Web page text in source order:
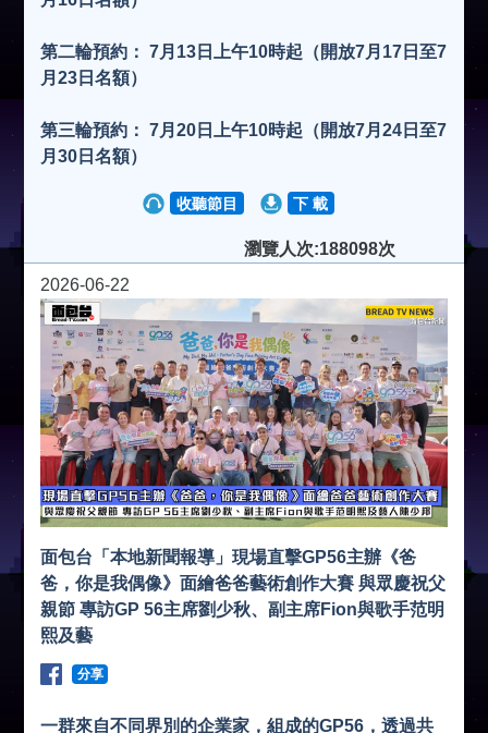
第二輪預約： 7月13日上午10時起（開放7月17日至7
月23日名額）
第三輪預約： 7月20日上午10時起（開放7月24日至7
月30日名額）
收聽節目 下 載
瀏覽人次:188098次
2026-06-22
面包台「本地新聞報導」現場直擊GP56主辦《爸
爸，你是我偶像》面繪爸爸藝術創作大賽 與眾慶祝父
親節 專訪GP 56主席劉少秋、副主席Fion與歌手范明
熙及藝
分享
一群來自不同界別的企業家，組成的GP56，透過共